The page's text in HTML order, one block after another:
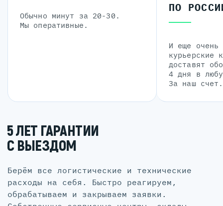
Обычно минут за 20-30.
Мы оперативные.
ПО
И еще очень
курьерские
доставят
4 дня в
За наш счет.
5 ЛЕТ ГАРАНТИИ
С ВЫЕЗДОМ
Берём все логистические и технические
расходы на себя. Быстро реагируем,
обрабатываем и закрываем заявки.